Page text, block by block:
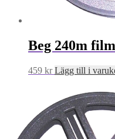
Beg 240m
459 kr Lägg till i